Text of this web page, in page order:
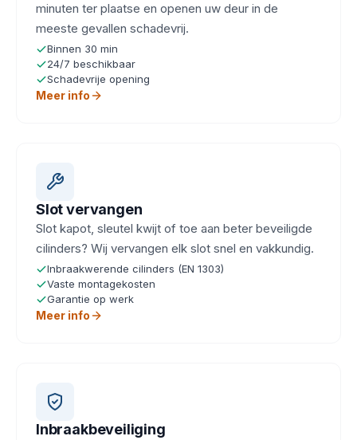
minuten ter plaatse en openen uw deur in de
meeste gevallen schadevrij.
Binnen 30 min
24/7 beschikbaar
Schadevrije opening
Meer info
Slot vervangen
Slot kapot, sleutel kwijt of toe aan beter beveiligde
cilinders? Wij vervangen elk slot snel en vakkundig.
Inbraakwerende cilinders (EN 1303)
Vaste montagekosten
Garantie op werk
Meer info
Inbraakbeveiliging